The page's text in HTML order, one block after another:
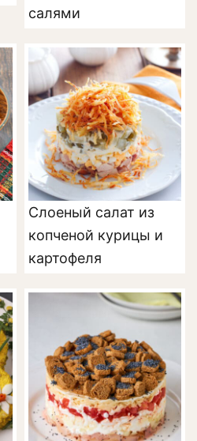
салями
Слоеный салат из
копченой курицы и
картофеля